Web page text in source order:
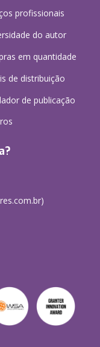
profissionais
do autor
em quantidade
de distribuição
de publicação